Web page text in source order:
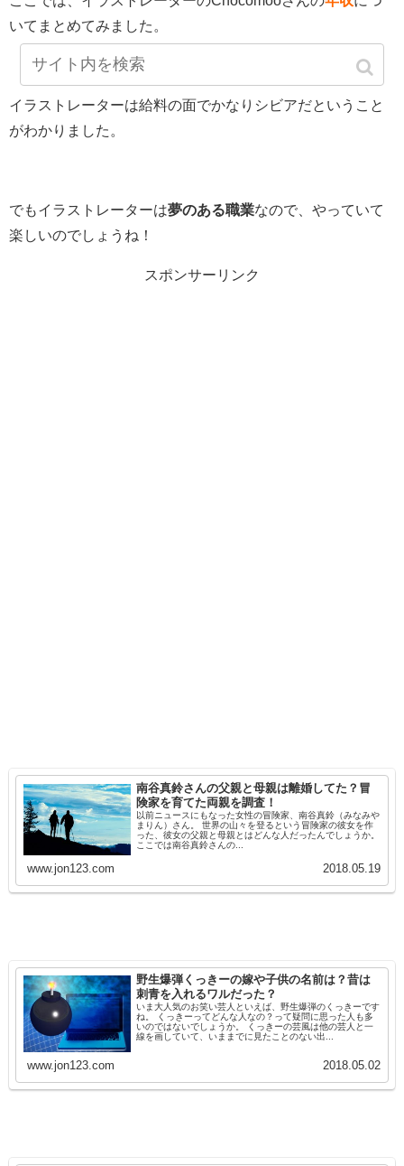
いてまとめてみました。
イラストレーターは給料の面でかなりシビアだということ
がわかりました。
でもイラストレーターは夢のある職業なので、やっていて
楽しいのでしょうね！
スポンサーリンク
南谷真鈴さんの父親と母親は離婚してた？冒
険家を育てた両親を調査！
以前ニュースにもなった女性の冒険家、南谷真鈴（みなみや
まりん）さん。 世界の山々を登るという冒険家の彼女を作
った、彼女の父親と母親とはどんな人だったんでしょうか。
ここでは南谷真鈴さんの...
www.jon123.com 2018.05.19
野生爆弾くっきーの嫁や子供の名前は？昔は
刺青を入れるワルだった？
いま大人気のお笑い芸人といえば、野生爆弾のくっきーです
ね。 くっきーってどんな人なの？って疑問に思った人も多
いのではないでしょうか。 くっきーの芸風は他の芸人と一
線を画していて、いままでに見たことのない出...
www.jon123.com 2018.05.02